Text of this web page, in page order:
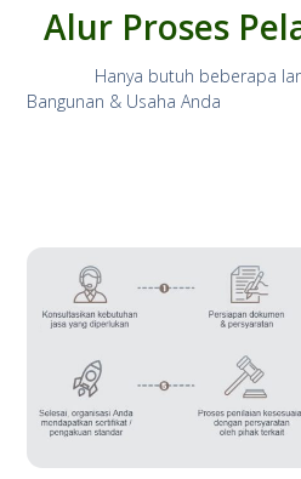
Alur Proses
Hanya butuh beberapa
Bangunan & Usaha Anda